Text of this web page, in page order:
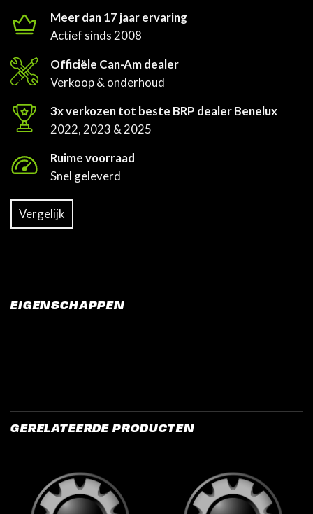
Meer dan 17 jaar ervaring
Actief sinds 2008
Officiële Can-Am dealer
Verkoop & onderhoud
3x verkozen tot beste BRP dealer Benelux
2022, 2023 & 2025
Ruime voorraad
Snel geleverd
Vergelijk
EIGENSCHAPPEN
GERELATEERDE PRODUCTEN